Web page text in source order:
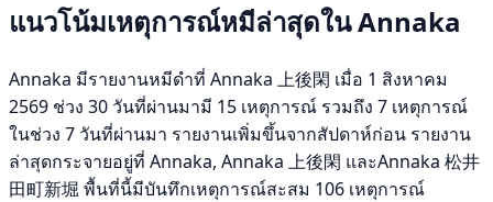
แนวโน้มเหตุการณ์หมีล่าสุดใน Annaka
Annaka มีรายงานหมีดำที่ Annaka 上後閑 เมื่อ 1 สิงหาคม
2569 ช่วง 30 วันที่ผ่านมามี 15 เหตุการณ์ รวมถึง 7 เหตุการณ์
ในช่วง 7 วันที่ผ่านมา รายงานเพิ่มขึ้นจากสัปดาห์ก่อน รายงาน
ล่าสุดกระจายอยู่ที่ Annaka, Annaka 上後閑 และAnnaka 松井
田町新堀 พื้นที่นี้มีบันทึกเหตุการณ์สะสม 106 เหตุการณ์